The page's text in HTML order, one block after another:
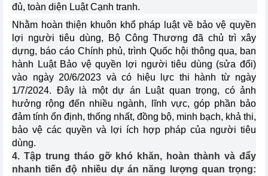
đủ, toàn diện Luật Cạnh tranh.
Nhằm hoàn thiện khuôn khổ pháp luật về bảo vệ quyền
lợi người tiêu dùng, Bộ Công Thương đã chủ trì xây
dựng, báo cáo Chính phủ, trình Quốc hội thông qua, ban
hành Luật Bảo vệ quyền lợi người tiêu dùng (sửa đổi)
vào ngày 20/6/2023 và có hiệu lực thi hành từ ngày
1/7/2024. Đây là một dự án Luật quan trọng, có ảnh
hưởng rộng đến nhiều ngành, lĩnh vực, góp phần bảo
đảm tính ổn định, thống nhất, đồng bộ, minh bạch, khả thi,
bảo vệ các quyền và lợi ích hợp pháp của người tiêu
dùng.
4. Tập trung tháo gỡ khó khăn, hoàn thành và đẩy
nhanh tiến độ nhiều dự án năng lượng quan trọng: